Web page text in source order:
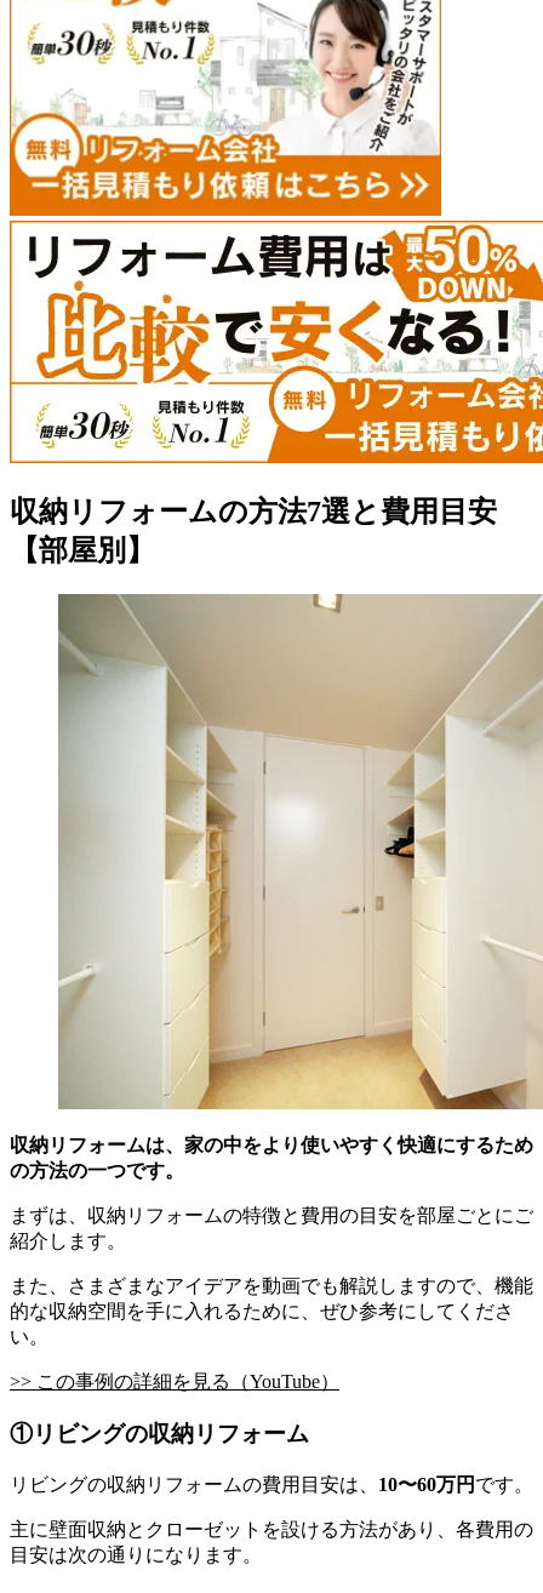
収納リフォームの方法7選と費用目安
【部屋別】
収納リフォームは、家の中をより使いやすく快適にするため
の方法の一つです。
まずは、収納リフォームの特徴と費用の目安を部屋ごとにご
紹介します。
また、さまざまなアイデアを動画でも解説しますので、機能
的な収納空間を手に入れるために、ぜひ参考にしてくださ
い。
>> この事例の詳細を見る（YouTube）
①リビングの収納リフォーム
リビングの収納リフォームの費用目安は、 10〜60万円 です。
主に壁面収納とクローゼットを設ける方法があり、各費用の
目安は次の通りになります。